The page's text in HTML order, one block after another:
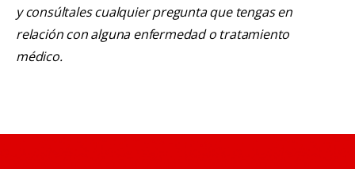
y consúltales cualquier pregunta que tengas en
relación con alguna enfermedad o tratamiento
médico.